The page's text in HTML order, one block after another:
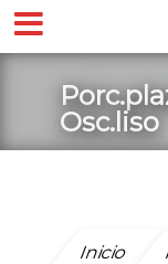
Osc.liso
Inicio